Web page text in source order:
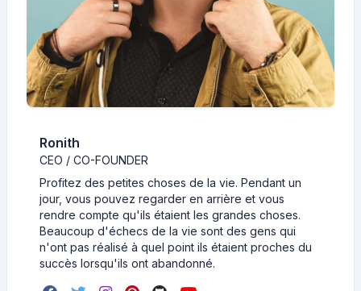
Ronith
CEO / CO-FOUNDER
Profitez des petites choses de la vie. Pendant un
jour, vous pouvez regarder en arrière et vous
rendre compte qu'ils étaient les grandes choses.
Beaucoup d'échecs de la vie sont des gens qui
n'ont pas réalisé à quel point ils étaient proches du
succès lorsqu'ils ont abandonné.